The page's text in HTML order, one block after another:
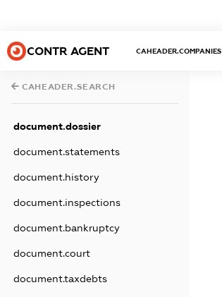
CONTR AGENT CAHEADER.COMPANIES
CAHEADER.SEARCH
document.dossier
document.statements
document.history
document.inspections
document.bankruptcy
document.court
document.taxdebts